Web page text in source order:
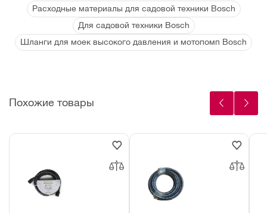
Расходные материалы для садовой техники Bosch
Для садовой техники Bosch
Шланги для моек высокого давления и мотопомп Bosch
Похожие товары